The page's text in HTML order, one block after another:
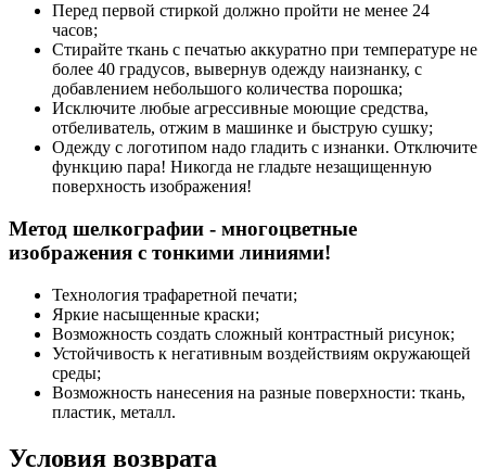
Перед первой стиркой должно пройти не менее 24
часов;
Стирайте ткань с печатью аккуратно при температуре не
более 40 градусов, вывернув одежду наизнанку, с
добавлением небольшого количества порошка;
Исключите любые агрессивные моющие средства,
отбеливатель, отжим в машинке и быструю сушку;
Одежду с логотипом надо гладить с изнанки. Отключите
функцию пара! Никогда не гладьте незащищенную
поверхность изображения!
Метод шелкографии - многоцветные
изображения с тонкими линиями!
Технология трафаретной печати;
Яркие насыщенные краски;
Возможность создать сложный контрастный рисунок;
Устойчивость к негативным воздействиям окружающей
среды;
Возможность нанесения на разные поверхности: ткань,
пластик, металл.
Условия возврата